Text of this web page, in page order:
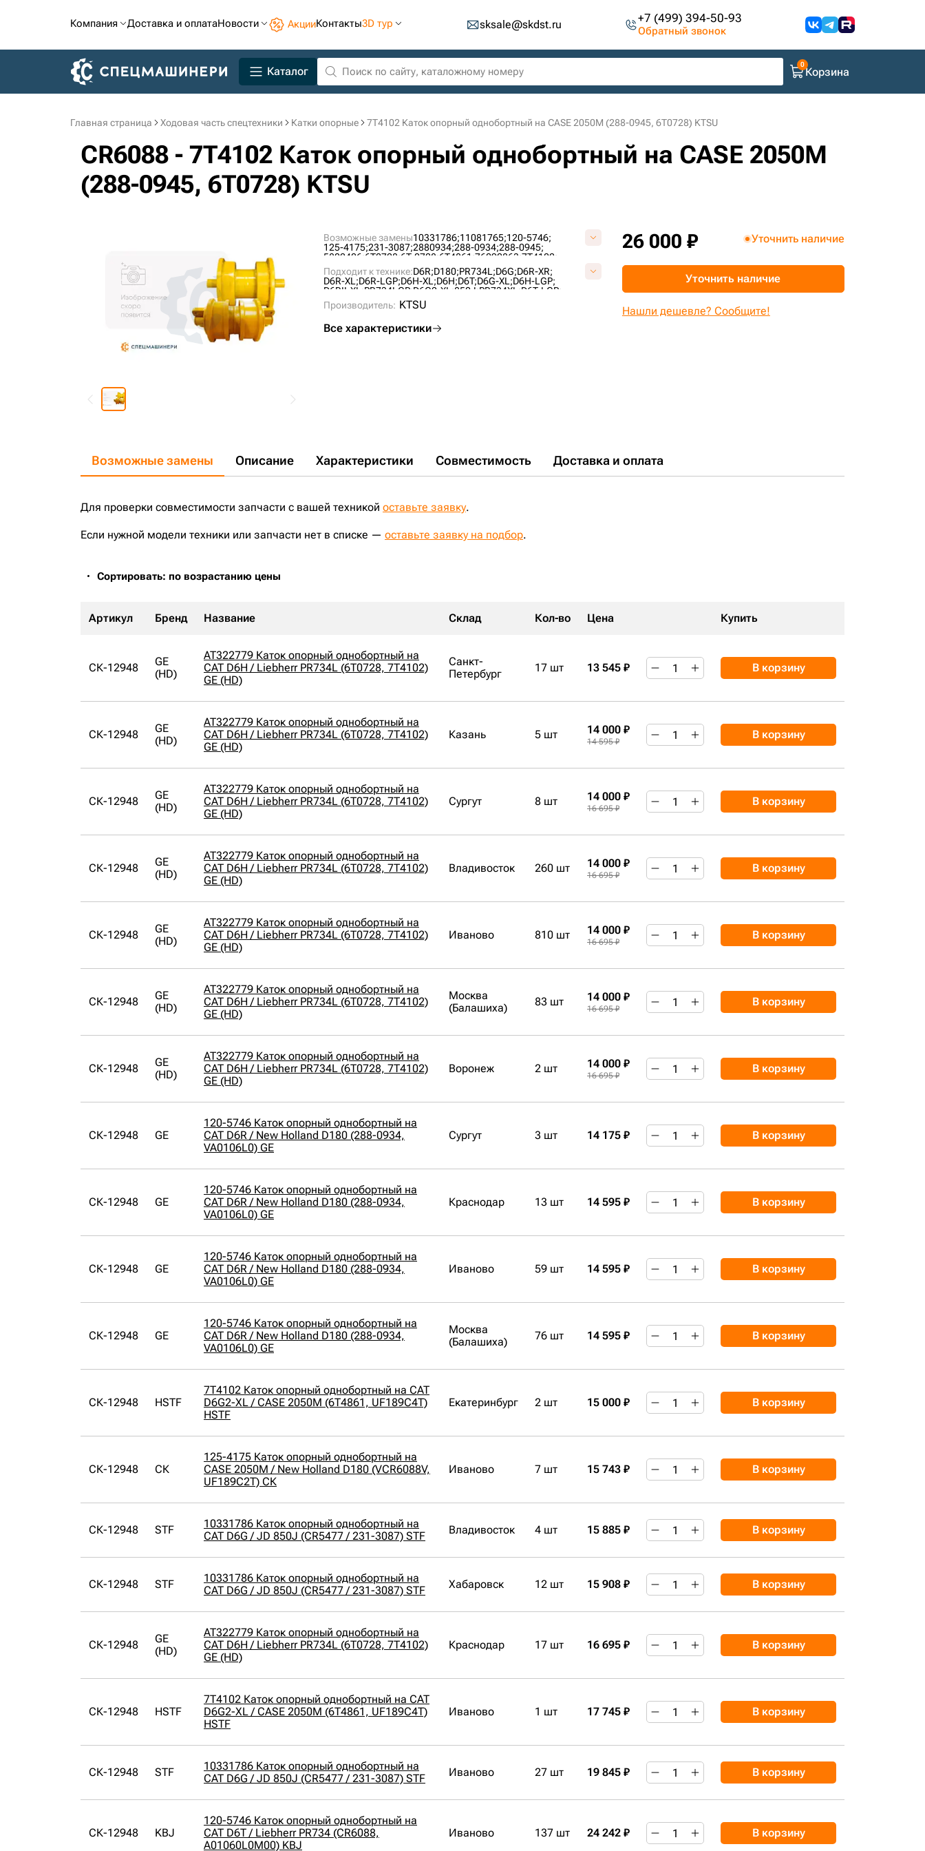
Компания Доставка и оплатаНовости АкцииКонтакты3D тур sksale@skdst.ru +7 (499) 394-50-93
Обратный звонок
Каталог Корзина
Главная страница Ходовая часть спецтехники Катки опорные 7T4102 Каток опорный однобортный на CASE 2050M (288-0945, 6T0728) KTSU
CR6088 - 7T4102 Каток опорный однобортный на CASE 2050M
(288-0945, 6T0728) KTSU
Возможные замены10331786;11081765;120-5746;
125-4175;231-3087;2880934;288-0934;288-0945;
5802406;6T0728;6T-0728;6T4861;76090863;7T4102;
A01060L0M00;
A1069H1M00;AT322779;CR5477; CR6088;
UF189C2T;UF189C4T;VA0106L0;VCR6088V;
Подходит к технике:D6R;D180;PR734L;D6G;D6R-XR;
D6R-XL;D6R-LGP;D6H-XL;D6H;D6T;D6G-XL;D6H-LGP;
D6RII-XL;PR734LGP;D6G2-XL;850J;PR734XL;D6T-LGP;
D6RDSIII;
D6H-XR;CASE2050M;
Производитель: KTSU
Все характеристики
26 000 ₽ Уточнить наличие
Уточнить наличие
Нашли дешевле? Сообщите!
Возможные замены Описание Характеристики Совместимость Доставка и оплата
Для проверки совместимости запчасти с вашей техникой оставьте заявку.
Если нужной модели техники или запчасти нет в списке — оставьте заявку на подбор.
Сортировать: по возрастанию цены
Артикул Бренд Название Склад Кол-во Цена Купить
СК-12948
GE
(HD)
AT322779 Каток опорный однобортный на
CAT D6H / Liebherr PR734L (6T0728, 7T4102)
GE (HD)
Санкт-
Петербург
17 шт 13 545 ₽ В корзину
СК-12948
GE
(HD)
AT322779 Каток опорный однобортный на
CAT D6H / Liebherr PR734L (6T0728, 7T4102)
GE (HD)
Казань 5 шт 14 000 ₽
14 595 ₽
В корзину
СК-12948
GE
(HD)
AT322779 Каток опорный однобортный на
CAT D6H / Liebherr PR734L (6T0728, 7T4102)
GE (HD)
Сургут 8 шт 14 000 ₽
16 695 ₽
В корзину
СК-12948
GE
(HD)
AT322779 Каток опорный однобортный на
CAT D6H / Liebherr PR734L (6T0728, 7T4102)
GE (HD)
Владивосток 260 шт 14 000 ₽
16 695 ₽
В корзину
СК-12948
GE
(HD)
AT322779 Каток опорный однобортный на
CAT D6H / Liebherr PR734L (6T0728, 7T4102)
GE (HD)
Иваново 810 шт 14 000 ₽
16 695 ₽
В корзину
СК-12948
GE
(HD)
AT322779 Каток опорный однобортный на
CAT D6H / Liebherr PR734L (6T0728, 7T4102)
GE (HD)
Москва
(Балашиха)
83 шт 14 000 ₽
16 695 ₽
В корзину
СК-12948
GE
(HD)
AT322779 Каток опорный однобортный на
CAT D6H / Liebherr PR734L (6T0728, 7T4102)
GE (HD)
Воронеж 2 шт 14 000 ₽
16 695 ₽
В корзину
СК-12948 GE
120-5746 Каток опорный однобортный на
CAT D6R / New Holland D180 (288-0934,
VA0106L0) GE
Сургут 3 шт 14 175 ₽ В корзину
СК-12948 GE
120-5746 Каток опорный однобортный на
CAT D6R / New Holland D180 (288-0934,
VA0106L0) GE
Краснодар 13 шт 14 595 ₽ В корзину
СК-12948 GE
120-5746 Каток опорный однобортный на
CAT D6R / New Holland D180 (288-0934,
VA0106L0) GE
Иваново 59 шт 14 595 ₽ В корзину
СК-12948 GE
120-5746 Каток опорный однобортный на
CAT D6R / New Holland D180 (288-0934,
VA0106L0) GE
Москва
(Балашиха)
76 шт 14 595 ₽ В корзину
СК-12948 HSTF
7T4102 Каток опорный однобортный на CAT
D6G2-XL / CASE 2050M (6T4861, UF189C4T)
HSTF
Екатеринбург 2 шт 15 000 ₽ В корзину
СК-12948 СК
125-4175 Каток опорный однобортный на
CASE 2050M / New Holland D180 (VCR6088V,
UF189C2T) СК
Иваново 7 шт 15 743 ₽ В корзину
СК-12948 STF
10331786 Каток опорный однобортный на
CAT D6G / JD 850J (CR5477 / 231-3087) STF
Владивосток 4 шт 15 885 ₽ В корзину
СК-12948 STF
10331786 Каток опорный однобортный на
CAT D6G / JD 850J (CR5477 / 231-3087) STF
Хабаровск 12 шт 15 908 ₽ В корзину
СК-12948
GE
(HD)
AT322779 Каток опорный однобортный на
CAT D6H / Liebherr PR734L (6T0728, 7T4102)
GE (HD)
Краснодар 17 шт 16 695 ₽ В корзину
СК-12948 HSTF
7T4102 Каток опорный однобортный на CAT
D6G2-XL / CASE 2050M (6T4861, UF189C4T)
HSTF
Иваново 1 шт 17 745 ₽ В корзину
СК-12948 STF
10331786 Каток опорный однобортный на
CAT D6G / JD 850J (CR5477 / 231-3087) STF
Иваново 27 шт 19 845 ₽ В корзину
СК-12948 KBJ
120-5746 Каток опорный однобортный на
CAT D6T / Liebherr PR734 (CR6088,
A01060L0M00) KBJ
Иваново 137 шт 24 242 ₽ В корзину